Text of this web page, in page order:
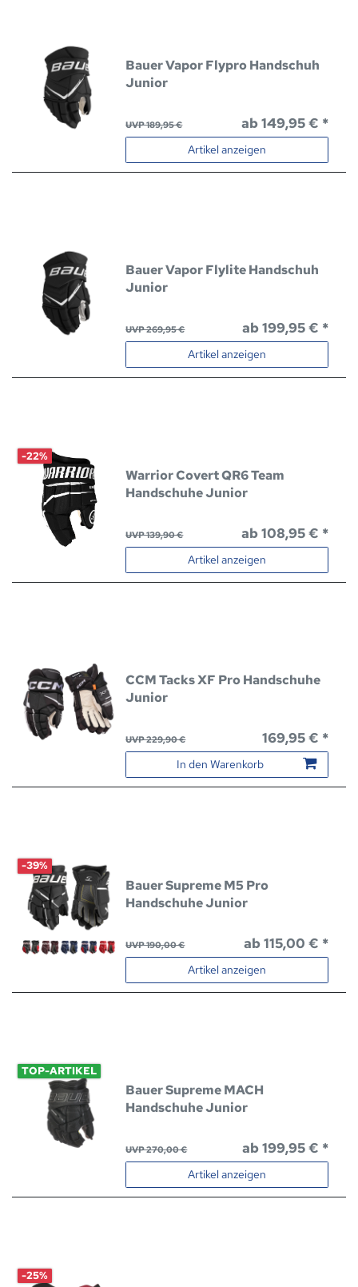
Bauer Vapor Flypro Handschuh
Junior
UVP 189,95 € ab 149,95 € *
Artikel anzeigen
Bauer Vapor Flylite Handschuh
Junior
UVP 269,95 € ab 199,95 € *
Artikel anzeigen
-22%
Warrior Covert QR6 Team
Handschuhe Junior
UVP 139,90 € ab 108,95 € *
Artikel anzeigen
CCM Tacks XF Pro Handschuhe
Junior
UVP 229,90 € 169,95 € *
In den Warenkorb
-39%
Bauer Supreme M5 Pro
Handschuhe Junior
UVP 190,00 € ab 115,00 € *
Artikel anzeigen
TOP-ARTIKEL
Bauer Supreme MACH
Handschuhe Junior
UVP 270,00 € ab 199,95 € *
Artikel anzeigen
-25%